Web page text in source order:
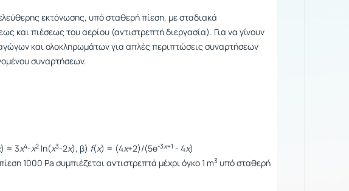
εκτόνωσης, υπό σταθερή πίεση, με σταδιακά
και πιέσεως του αερίου (αντιστρεπτή διεργασία). Για να γίνουν
και ολοκληρωμάτων για απλές περιπτώσεις συναρτήσεων
συναρτήσεων.
) = 3x4-x2 ln(x3-2x), β) f(x) = (4x+2)/(5e-3x+1 - 4x)
1000 Pa συμπιέζεται αντιστρεπτά μέχρι όγκο 1 m3 υπό σταθερή